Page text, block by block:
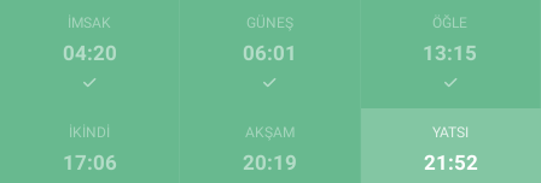
İMSAK
04:20
GÜNEŞ
06:01
ÖĞLE
13:15
İKINDI
17:06
AKŞAM
20:19
YATSI
21:52